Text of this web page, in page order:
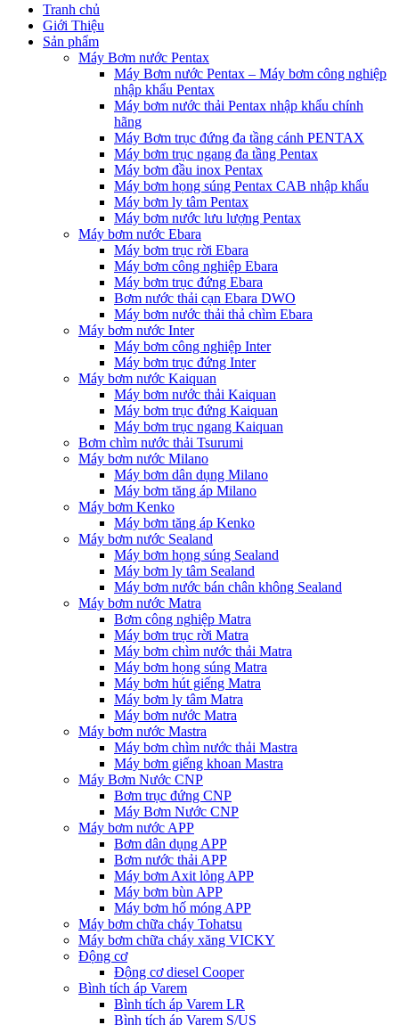
Tranh chủ
Giới Thiệu
Sản phẩm
Máy Bơm nước Pentax
Máy Bơm nước Pentax – Máy bơm công nghiệp
nhập khẩu Pentax
Máy bơm nước thải Pentax nhập khẩu chính
hãng
Máy Bơm trục đứng đa tầng cánh PENTAX
Máy bơm trục ngang đa tầng Pentax
Máy bơm đầu inox Pentax
Máy bơm họng súng Pentax CAB nhập khẩu
Máy bơm ly tâm Pentax
Máy bơm nước lưu lượng Pentax
Máy bơm nước Ebara
Máy bơm trục rời Ebara
Máy bơm công nghiệp Ebara
Máy bơm trục đứng Ebara
Bơm nước thải cạn Ebara DWO
Máy bơm nước thải thả chìm Ebara
Máy bơm nước Inter
Máy bơm công nghiệp Inter
Máy bơm trục đứng Inter
Máy bơm nước Kaiquan
Máy bơm nước thải Kaiquan
Máy bơm trục đứng Kaiquan
Máy bơm trục ngang Kaiquan
Bơm chìm nước thải Tsurumi
Máy bơm nước Milano
Máy bơm dân dụng Milano
Máy bơm tăng áp Milano
Máy bơm Kenko
Máy bơm tăng áp Kenko
Máy bơm nước Sealand
Máy bơm họng súng Sealand
Máy bơm ly tâm Sealand
Máy bơm nước bán chân không Sealand
Máy bơm nước Matra
Bơm công nghiệp Matra
Máy bơm trục rời Matra
Máy bơm chìm nước thải Matra
Máy bơm họng súng Matra
Máy bơm hút giếng Matra
Máy bơm ly tâm Matra
Máy bơm nước Matra
Máy bơm nước Mastra
Máy bơm chìm nước thải Mastra
Máy bơm giếng khoan Mastra
Máy Bơm Nước CNP
Bơm trục đứng CNP
Máy Bơm Nước CNP
Máy bơm nước APP
Bơm dân dụng APP
Bơm nước thải APP
Máy bơm Axit lỏng APP
Máy bơm bùn APP
Máy bơm hố móng APP
Máy bơm chữa cháy Tohatsu
Máy bơm chữa cháy xăng VICKY
Động cơ
Động cơ diesel Cooper
Bình tích áp Varem
Bình tích áp Varem LR
Bình tích áp Varem S/US